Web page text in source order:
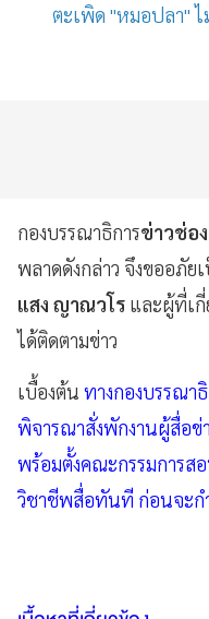
ตะเพิด "หมอปลา" ไ
กองบรรณาธิการข่าวช่อ
พลาดดังกล่าว จึงขออภัย
แสง ญาณวโร และผู้ที่เ
ได้ติดตามข่าว
เบื้องต้น ทางกองบรรณา
พิจารณาสั่งพักงานผู้สื่อข่
พร้อมตั้งคณะกรรมการส
วิชาชีพสื่อทันที ก่อนจะ